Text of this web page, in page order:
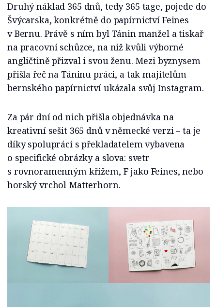
Druhý náklad 365 dnů, tedy 365 tage, pojede do
Švýcarska, konkrétně do papírnictví Feines
v Bernu. Právě s ním byl Tánin manžel a tiskař
na pracovní schůzce, na niž kvůli výborné
angličtině přizval i svou ženu. Mezi byznysem
přišla řeč na Táninu práci, a tak majitelům
bernského papírnictví ukázala svůj Instagram.
Za pár dní od nich přišla objednávka na
kreativní sešit 365 dnů v německé verzi – ta je
díky spolupráci s překladatelem vybavena
o specifické obrázky a slova: svetr
s rovnoramenným křížem, F jako Feines, nebo
horský vrchol Matterhorn.